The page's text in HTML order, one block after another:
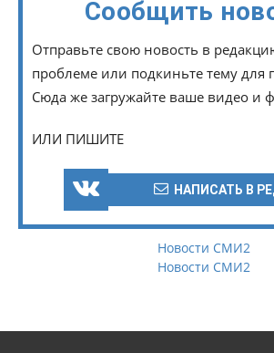
Сообщить
Отправьте свою новость в
проблеме или подкиньте тему для
Сюда же загружайте ваше видео и
ИЛИ ПИШИТЕ
НАПИСАТЬ В
Новости СМИ2
Новости СМИ2